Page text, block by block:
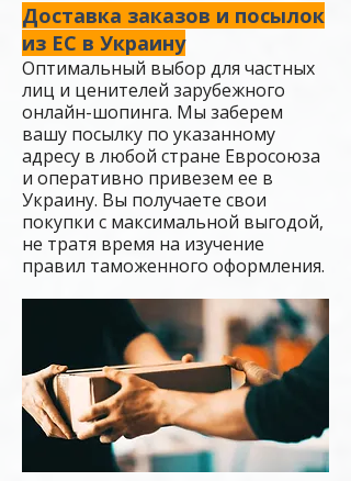
Доставка заказов и посылок
из ЕС в Украину
Оптимальный выбор для частных
лиц и ценителей зарубежного
онлайн-шопинга. Мы заберем
вашу посылку по указанному
адресу в любой стране Евросоюза
и оперативно привезем ее в
Украину. Вы получаете свои
покупки с максимальной выгодой,
не тратя время на изучение
правил таможенного оформления.